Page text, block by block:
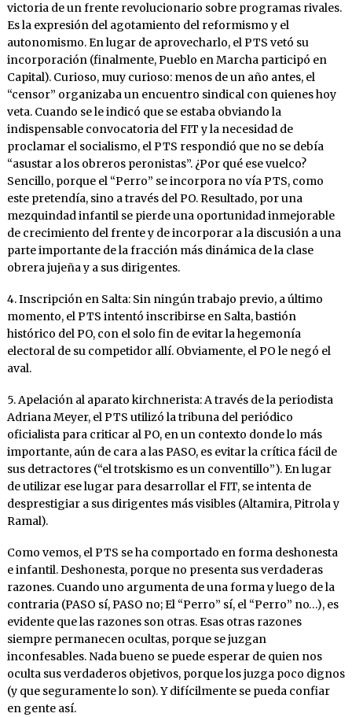
victoria de un frente revolucionario sobre programas rivales.
Es la expresión del agotamiento del reformismo y el
autonomismo. En lugar de aprovecharlo, el PTS vetó su
incorporación (finalmente, Pueblo en Marcha participó en
Capital). Curioso, muy curioso: menos de un año antes, el
“censor” organizaba un encuentro sindical con quienes hoy
veta. Cuando se le indicó que se estaba obviando la
indispensable convocatoria del FIT y la necesidad de
proclamar el socialismo, el PTS respondió que no se debía
“asustar a los obreros peronistas”. ¿Por qué ese vuelco?
Sencillo, porque el “Perro” se incorpora no vía PTS, como
este pretendía, sino a través del PO. Resultado, por una
mezquindad infantil se pierde una oportunidad inmejorable
de crecimiento del frente y de incorporar a la discusión a una
parte importante de la fracción más dinámica de la clase
obrera jujeña y a sus dirigentes.
4. Inscripción en Salta: Sin ningún trabajo previo, a último
momento, el PTS intentó inscribirse en Salta, bastión
histórico del PO, con el solo fin de evitar la hegemonía
electoral de su competidor allí. Obviamente, el PO le negó el
aval.
5. Apelación al aparato kirchnerista: A través de la periodista
Adriana Meyer, el PTS utilizó la tribuna del periódico
oficialista para criticar al PO, en un contexto donde lo más
importante, aún de cara a las PASO, es evitar la crítica fácil de
sus detractores (“el trotskismo es un conventillo”). En lugar
de utilizar ese lugar para desarrollar el FIT, se intenta de
desprestigiar a sus dirigentes más visibles (Altamira, Pitrola y
Ramal).
Como vemos, el PTS se ha comportado en forma deshonesta
e infantil. Deshonesta, porque no presenta sus verdaderas
razones. Cuando uno argumenta de una forma y luego de la
contraria (PASO sí, PASO no; El “Perro” sí, el “Perro” no…), es
evidente que las razones son otras. Esas otras razones
siempre permanecen ocultas, porque se juzgan
inconfesables. Nada bueno se puede esperar de quien nos
oculta sus verdaderos objetivos, porque los juzga poco dignos
(y que seguramente lo son). Y difícilmente se pueda confiar
en gente así.